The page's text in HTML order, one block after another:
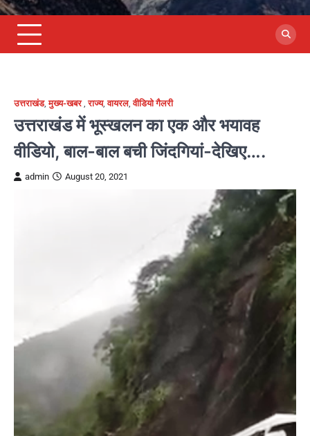
उत्तराखंड,मुख्य-खबर,राज्य,वायरल,वीडियो गैलरी
उत्तराखंड में भूस्खलन का एक और भयावह
वीडियो, बाल-बाल बची जिंदगियां-देखिए….
admin August 20, 2021